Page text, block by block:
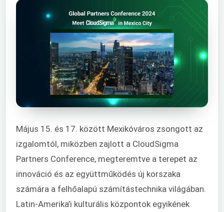
Május 15. és 17. között Mexikóváros zsongott az
izgalomtól, miközben zajlott a CloudSigma
Partners Conference, megteremtve a terepet az
innováció és az együttműködés új korszaka
számára a felhőalapú számítástechnika világában.
Latin-Amerika’i kulturális központok egyikének